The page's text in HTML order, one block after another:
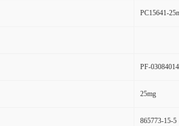
PC15641-
PF-03084014
25mg
865773-15-5